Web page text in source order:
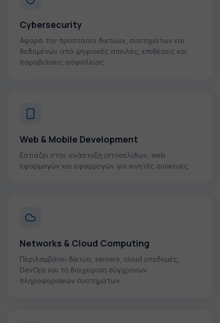
Cybersecurity
Αφορά την προστασία δικτύων, συστημάτων και
δεδομένων από ψηφιακές απειλές, επιθέσεις και
παραβιάσεις ασφαλείας.
Web & Mobile Development
Εστιάζει στην ανάπτυξη ιστοσελίδων, web
εφαρμογών και εφαρμογών για κινητές συσκευές.
Networks & Cloud Computing
Περιλαμβάνει δίκτυα, servers, cloud υποδομές,
DevOps και τη διαχείριση σύγχρονων
πληροφοριακών συστημάτων.